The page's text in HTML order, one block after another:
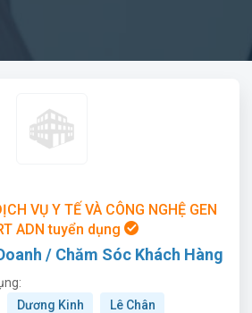
VỤ Y TẾ VÀ CÔNG NGHỆ GEN
ADN tuyển dụng
/ Chăm Sóc Khách Hàng
Dương Kinh
Lê Chân